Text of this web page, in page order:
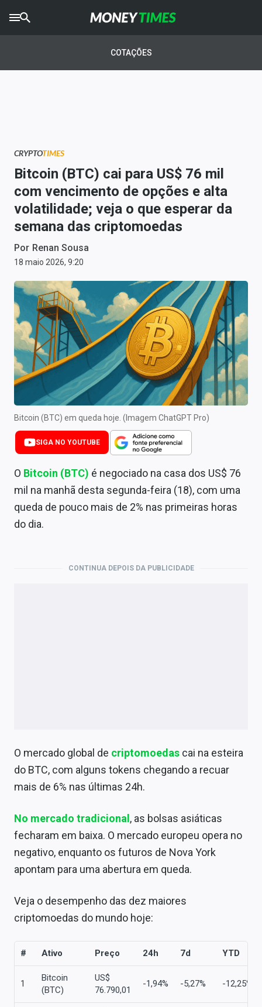
AGROTIMES
Newsletters
Money Trader
Anuncie
Últimas Notícias
Cotações
Comprar ou vender?
Carteiras Recomendadas
Central de Dividendos
Central de Fundos Imobiliários
Central dos IPOs
Renda Fixa
Finanças Pessoais
Mercados
Economia
Conteúdo de Marca
Expediente
Contato
COTAÇÕES
CRYPTOTIMES
Bitcoin (BTC) cai para US$ 76 mil
com vencimento de opções e alta
volatilidade; veja o que esperar da
semana das criptomoedas
Por Renan Sousa
18 maio 2026, 9:20
Bitcoin (BTC) em queda hoje. (Imagem ChatGPT Pro)
SIGA NO YOUTUBE
O Bitcoin (BTC) é negociado na casa dos US$ 76
mil na manhã desta segunda-feira (18), com uma
queda de pouco mais de 2% nas primeiras horas
do dia.
CONTINUA DEPOIS DA PUBLICIDADE
O mercado global de criptomoedas cai na esteira
do BTC, com alguns tokens chegando a recuar
mais de 6% nas últimas 24h.
No mercado tradicional , as bolsas asiáticas
fecharam em baixa. O mercado europeu opera no
negativo, enquanto os futuros de Nova York
apontam para uma abertura em queda.
Veja o desempenho das dez maiores
criptomoedas do mundo hoje:
# Ativo Preço 24h 7d YTD
1
Bitcoin
(BTC)
US$
76.790,01
-1,94% -5,27% -12,25%